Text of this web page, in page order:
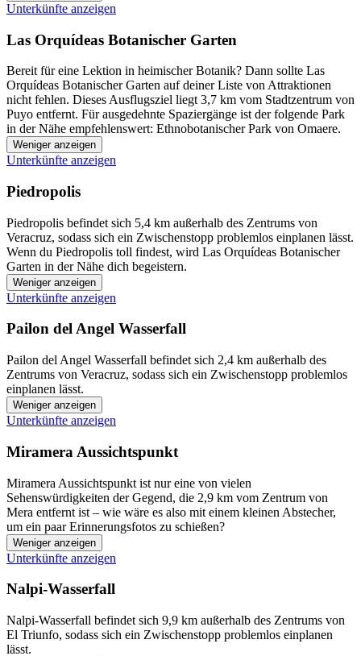
Unterkünfte anzeigen
Las Orquídeas Botanischer Garten
Bereit für eine Lektion in heimischer Botanik? Dann sollte Las
Orquídeas Botanischer Garten auf deiner Liste von Attraktionen
nicht fehlen. Dieses Ausflugsziel liegt 3,7 km vom Stadtzentrum von
Puyo entfernt. Für ausgedehnte Spaziergänge ist der folgende Park
in der Nähe empfehlenswert: Ethnobotanischer Park von Omaere.
Weniger anzeigen
Unterkünfte anzeigen
Piedropolis
Piedropolis befindet sich 5,4 km außerhalb des Zentrums von
Veracruz, sodass sich ein Zwischenstopp problemlos einplanen lässt.
Wenn du Piedropolis toll findest, wird Las Orquídeas Botanischer
Garten in der Nähe dich begeistern.
Weniger anzeigen
Unterkünfte anzeigen
Pailon del Angel Wasserfall
Pailon del Angel Wasserfall befindet sich 2,4 km außerhalb des
Zentrums von Veracruz, sodass sich ein Zwischenstopp problemlos
einplanen lässt.
Weniger anzeigen
Unterkünfte anzeigen
Miramera Aussichtspunkt
Miramera Aussichtspunkt ist nur eine von vielen
Sehenswürdigkeiten der Gegend, die 2,9 km vom Zentrum von
Mera entfernt ist – wie wäre es also mit einem kleinen Abstecher,
um ein paar Erinnerungsfotos zu schießen?
Weniger anzeigen
Unterkünfte anzeigen
Nalpi-Wasserfall
Nalpi-Wasserfall befindet sich 9,9 km außerhalb des Zentrums von
El Triunfo, sodass sich ein Zwischenstopp problemlos einplanen
lässt.